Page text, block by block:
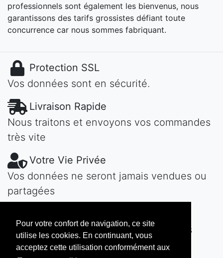
Pour votre confort de navigation, ce site
utilise les cookies. En continuant, vous
acceptez cette utilisation conformément aux
professionnels sont également les bienvenus, nous
garantissons des tarifs grossistes défiant toute
concurrence car nous sommes fabriquant.
Protection SSL
Vos données sont en sécurité.
Livraison Rapide
Nous traitons et envoyons vos commandes
très vite
Votre Vie Privée
Vos données ne seront jamais vendues ou
partagées
Contactez-nous! Nous vous répondons
vite...